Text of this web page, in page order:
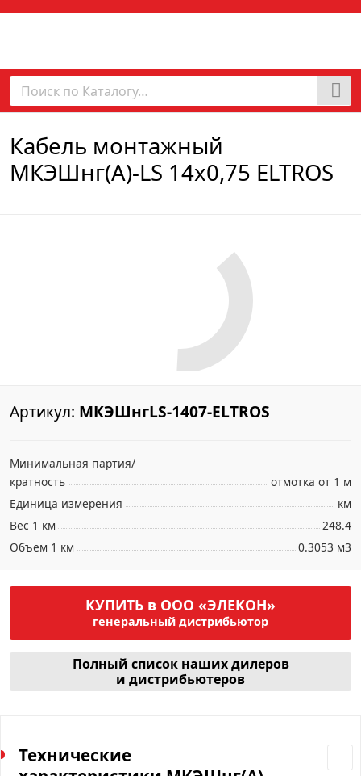
Кабель монтажный
МКЭШнг(А)-LS 14х0,75 ELTROS
Артикул: МКЭШнгLS-1407-ELTROS
Минимальная партия/
кратность
отмотка от 1 м
Единица измерения
км
Вес 1 км
248.4
Объем 1 км
0.3053 м3
КУПИТЬ в ООО «ЭЛЕКОН»
генеральный дистрибьютор
Полный список наших дилеров
и дистрибьютеров
Технические